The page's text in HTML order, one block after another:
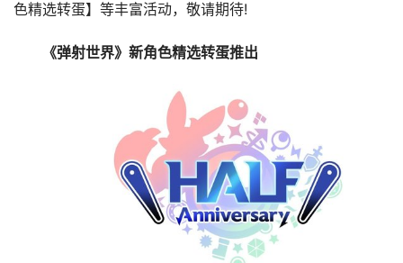
色精选转蛋】等丰富活动，敬请期待!
《弹射世界》新角色精选转蛋推出